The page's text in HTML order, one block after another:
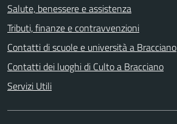
Salute, benessere e assistenza
Tributi, finanze e contravvenzioni
Contatti di scuole e università a Bracciano
Contatti dei luoghi di Culto a Bracciano
Servizi Utili